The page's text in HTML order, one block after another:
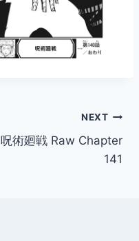
NEXT
呪術廻戦 Raw Chapter
141